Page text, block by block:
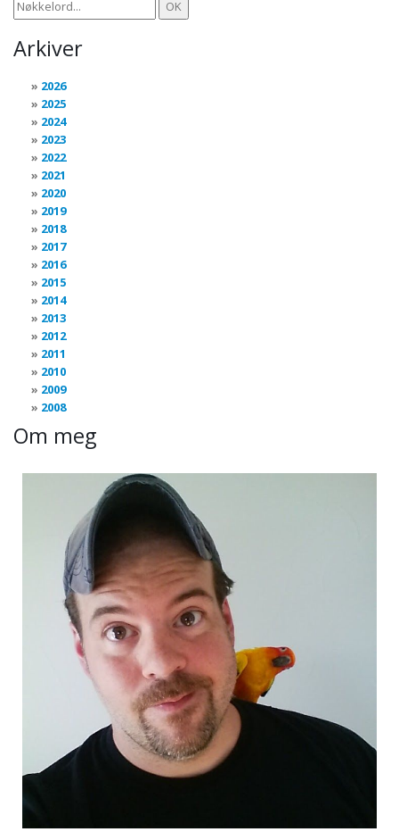
Arkiver
2026
2025
2024
2023
2022
2021
2020
2019
2018
2017
2016
2015
2014
2013
2012
2011
2010
2009
2008
Om meg